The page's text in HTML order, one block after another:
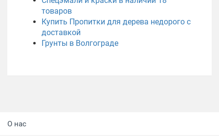
товаров
Купить Пропитки для дерева недорого с
доставкой
Грунты в Волгограде
О нас